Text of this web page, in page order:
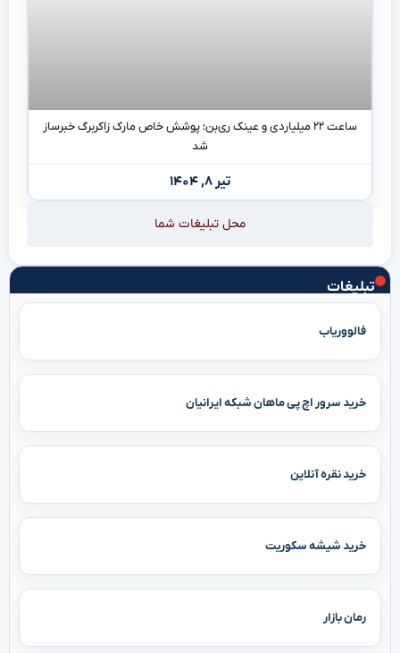
تبلیغات
فالووریاب
خرید سرور اچ پی ماهان شبکه ایرانیان
خرید نقره آنلاین
خرید شیشه سکوریت
رمان بازار
ساعت ۲۲ میلیاردی و عینک ری‌بن؛ پوشش خاص مارک زاکربرگ خبرساز
شد
تیر ۸, ۱۴۰۴
محل تبلیغات شما